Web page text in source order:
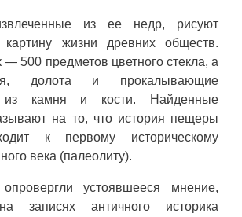
из ее недр, рисуют
картину жизни древних обществ.
500 предметов цветного стекла, а
долота и прокалывающие
из камня и кости. Найденные
на то, что история пещеры
к первому историческому
века (палеолиту).
устоявшееся мнение,
записях античного историка